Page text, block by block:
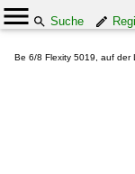
Suche
Be 6/8 Flexity 5019, auf der